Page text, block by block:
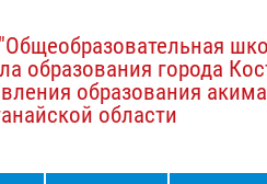
образования города
образования
области